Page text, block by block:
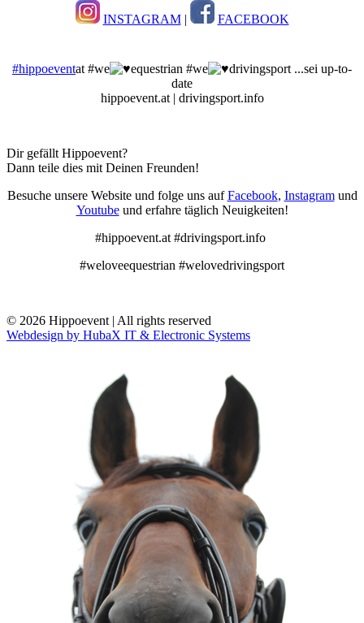
INSTAGRAM| FACEBOOK
#hippoeventat #we equestrian #we
drivingsport ...sei up-to-
date
hippoevent.at | drivingsport.info
Dir gefällt Hippoevent?
Dann teile dies mit Deinen Freunden!
Besuche unsere Website und folge uns aufFacebook, Instagramund
Youtubeund erfahre täglich Neuigkeiten!
#hippoevent.at #drivingsport.info
#weloveequestrian #welovedrivingsport
© 2026 Hippoevent | All rights reserved
Webdesign by HubaX IT & Electronic Systems